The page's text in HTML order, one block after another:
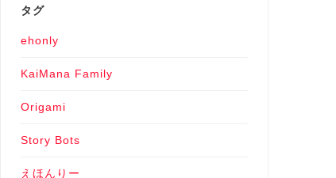
タグ
ehonly
KaiMana Family
Origami
Story Bots
えほんりー